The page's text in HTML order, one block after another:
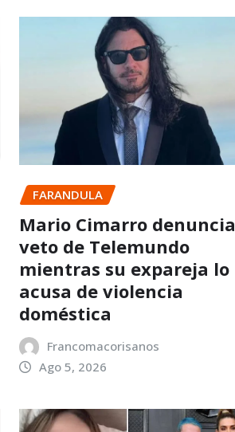
FARANDULA
Mario Cimarro denuncia
veto de Telemundo
mientras su expareja lo
acusa de violencia
doméstica
Francomacorisanos
Ago 5, 2026